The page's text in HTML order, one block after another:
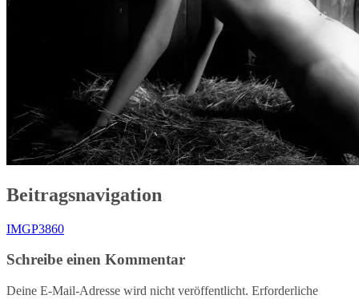
Beitragsnavigation
IMGP3860
Schreibe einen Kommentar
Deine E-Mail-Adresse wird nicht veröffentlicht. Erforderliche